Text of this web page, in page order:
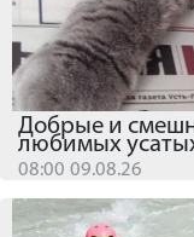
Добрые и
любимых
08:00 09.08.26